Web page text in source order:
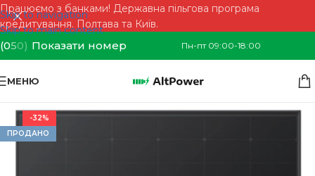
Skip to navigation
Skip to main content
Працюємо з банками! Державна пільгова програма
кредитування. Полтава та Київ.
(050) Показати номер Пн-пт 09:00-18:00
МЕНЮ
-32%
ПРОДАНО